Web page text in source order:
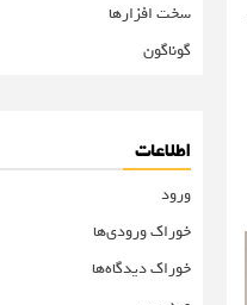
سخت افزارها
گوناگون
اطلاعات
ورود
خوراک ورودی‌ها
خوراک دیدگاه‌ها